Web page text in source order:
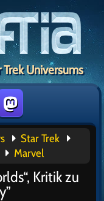
Universums
Star Trek
Marvel
Kritik zu